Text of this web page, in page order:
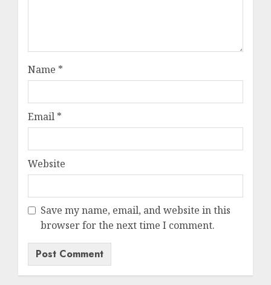
Name *
Email *
Website
Save my name, email, and website in this
browser for the next time I comment.